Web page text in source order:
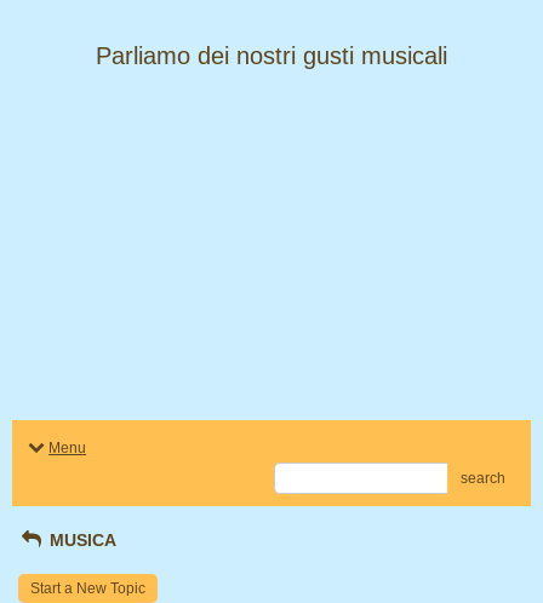
​​​​​​​Parliamo dei nostri gusti musicali
Menu
search
MUSICA
Start a New Topic